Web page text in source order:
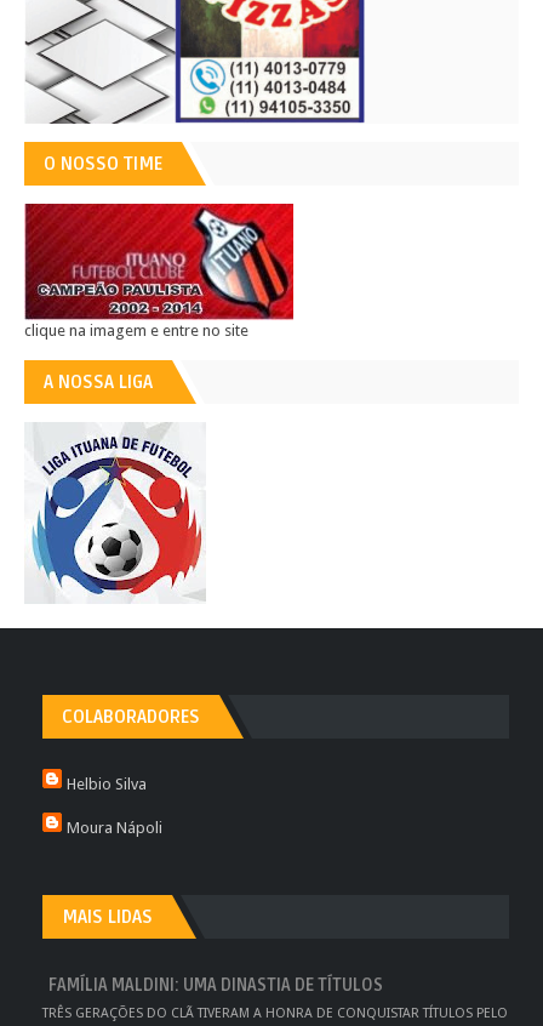
O NOSSO TIME
clique na imagem e entre no site
A NOSSA LIGA
COLABORADORES
Helbio Silva
Moura Nápoli
MAIS LIDAS
FAMÍLIA MALDINI: UMA DINASTIA DE TÍTULOS
TRÊS GERAÇÕES DO CLÃ TIVERAM A HONRA DE CONQUISTAR TÍTULOS PELO